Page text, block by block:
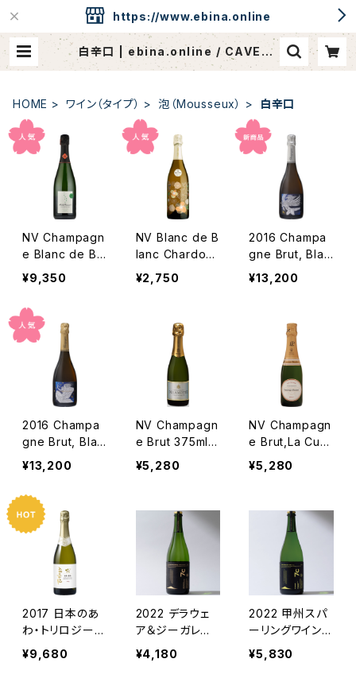
https://www.ebina.online
白辛口 | ebina.online / CAVEde
EBINA
HOME ワイン（タイプ） 泡（Mousseux） 白辛口
NV Champagn
e Blanc de Bla
ncs, Non Dos
é Premier Cru
urt
¥9,350
NV Blanc de B
lanc Chardonn
ay Brut, "Prim
a Perla " / Dm.
¥2,750
2016 Champa
gne Brut, Blan
c de Blancs
"PEGASUS" /
& Lou Beatitud
¥13,200
2016 Champa
gne Brut, Blan
c de Noirs NIG
HT / Simon-D
evaux & Lou B
eatitudinem
¥13,200
NV Champagn
e Brut 375ml /
Delamotte
¥5,280
NV Champagn
e Brut,La Cuv
ee 375ml / La
urent-Perrier
¥5,280
2017 日本のあ
わ・トリロジー／
シャトー・メルシ
ャン
¥9,680
2022 デラウェ
ア＆ジーガレー
ベ・スパークリン
グワイン／セブン
¥4,180
2022 甲州スパ
ーリングワイン／
セブンシダーズ・
ワイナリー
¥5,830